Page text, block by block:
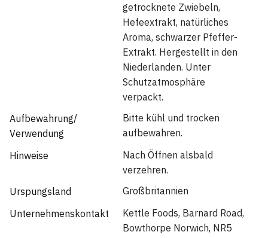
getrocknete Zwiebeln,
Hefeextrakt, natürliches
Aroma, schwarzer Pfeffer-
Extrakt. Hergestellt in den
Niederlanden. Unter
Schutzatmosphäre
verpackt.
Aufbewahrung/
Verwendung
Bitte kühl und trocken
aufbewahren.
Hinweise
Nach Öffnen alsbald
verzehren.
Urspungsland
Großbritannien
Unternehmenskontakt
Kettle Foods, Barnard Road,
Bowthorpe Norwich, NR5